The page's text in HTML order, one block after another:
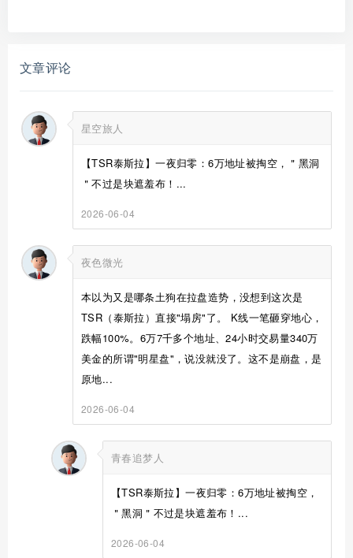
文章评论
星空旅人
【TSR泰斯拉】一夜归零：6万地址被掏空，＂黑洞
＂不过是块遮羞布！...
2026-06-04
夜色微光
本以为又是哪条土狗在拉盘造势，没想到这次是
TSR（泰斯拉）直接"塌房"了。 K线一笔砸穿地心，
跌幅100%。6万7千多个地址、24小时交易量340万
美金的所谓"明星盘"，说没就没了。这不是崩盘，是
原地...
2026-06-04
青春追梦人
【TSR泰斯拉】一夜归零：6万地址被掏空，
＂黑洞＂不过是块遮羞布！...
2026-06-04